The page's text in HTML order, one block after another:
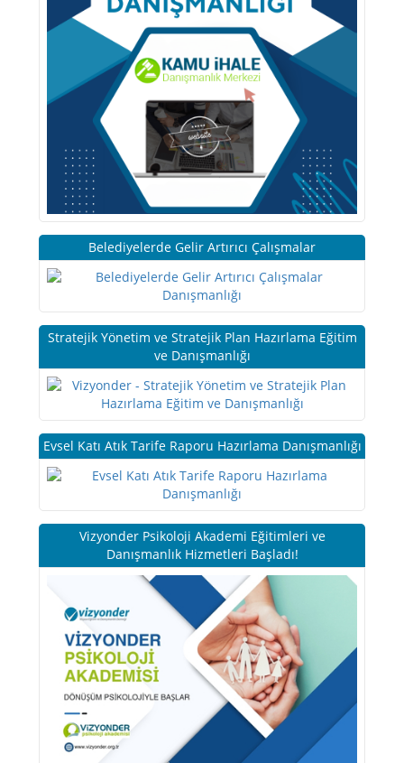
Belediyelerde Gelir Artırıcı Çalışmalar
Stratejik Yönetim ve Stratejik Plan Hazırlama Eğitim
ve Danışmanlığı
Evsel Katı Atık Tarife Raporu Hazırlama Danışmanlığı
Vizyonder Psikoloji Akademi Eğitimleri ve
Danışmanlık Hizmetleri Başladı!